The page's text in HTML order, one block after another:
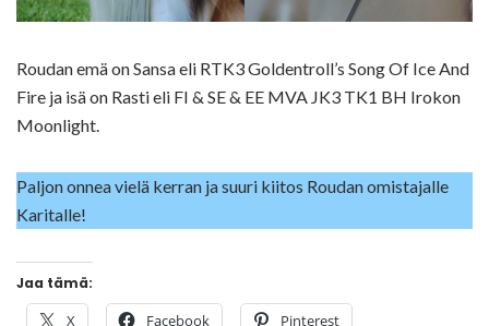
Roudan emä on Sansa eli RTK3 Goldentroll’s Song Of Ice And
Fire ja isä on Rasti eli FI & SE & EE MVA JK3 TK1 BH Irokon
Moonlight.
Paljon onnea vielä kerran ja suuri kiitos Roudan omistajalle
Karitalle!
Jaa tämä:
X Facebook Pinterest